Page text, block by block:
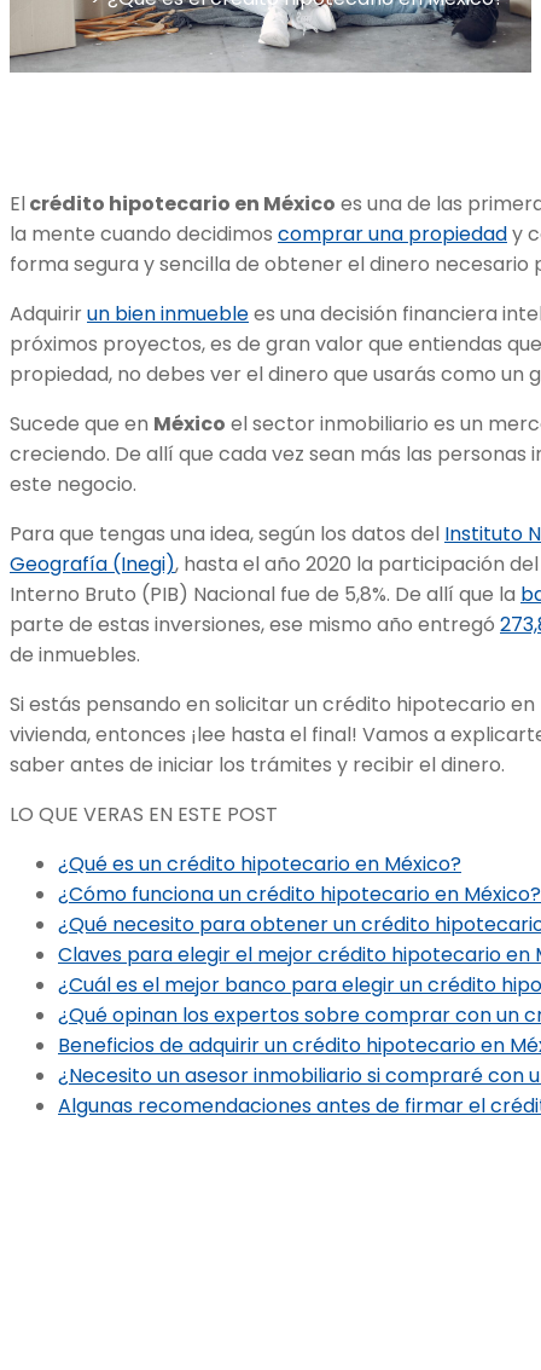
Elcrédito hipotecario en México es una de las
la mente cuando decidimos comprar una propiedady
forma segura y sencilla de obtener el dinero
Adquirirun bien inmueblees una decisión financiera
próximos proyectos, es de gran valor que entiendas
propiedad, no debes ver el dinero que usarás como un
Sucede que en México el sector inmobiliario es un
creciendo. De allí que cada vez sean más las
este negocio.
Para que tengas una idea, según los datos del Instituto
Geografía (Inegi), hasta el año 2020 la participación
Interno Bruto (PIB) Nacional fue de 5,8%. De allí que la
parte de estas inversiones, ese mismo año entregó
de inmuebles.
Si estás pensando en solicitar un crédito hipotecario
vivienda, entonces ¡lee hasta el final! Vamos a
saber antes de iniciar los trámites y recibir el dinero.
LO QUE VERAS EN ESTE POST
¿Qué es un crédito hipotecario en México?
¿Cómo funciona un crédito hipotecario en México?
¿Qué necesito para obtener un crédito
Claves para elegir el mejor crédito hipotecario en
¿Cuál es el mejor banco para elegir un crédito
¿Qué opinan los expertos sobre comprar con un
Beneficios de adquirir un crédito hipotecario en
¿Necesito un asesor inmobiliario si compraré con
Algunas recomendaciones antes de firmar el